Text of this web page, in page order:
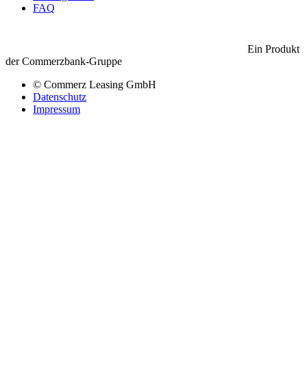
FAQ
Ein Produkt
der Commerzbank-Gruppe
© Commerz Leasing GmbH
Datenschutz
Impressum